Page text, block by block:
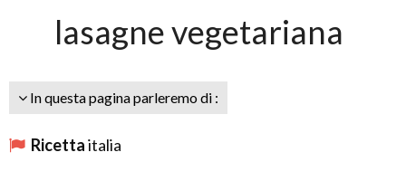
lasagne vegetariana
In questa pagina parleremo di :
Ricettaitalia